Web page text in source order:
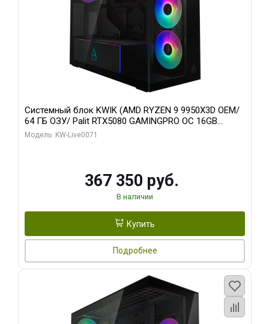
Системный блок KWIK (AMD RYZEN 9 9950X3D OEM/
64 ГБ ОЗУ/ Palit RTX5080 GAMINGPRO OC 16GB
GDDR7 256bit 3xDP HD/ 960 ГБ SSD)
Модель: KW-Live0071
367 350 руб.
В наличии
Купить
Подробнее